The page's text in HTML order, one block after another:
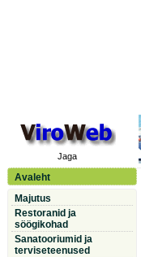
Jaga
Avaleht
Majutus
Restoranid ja
söögikohad
Sanatooriumid ja
terviseteenused